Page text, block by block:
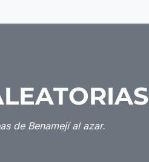
de Benamejí al azar.